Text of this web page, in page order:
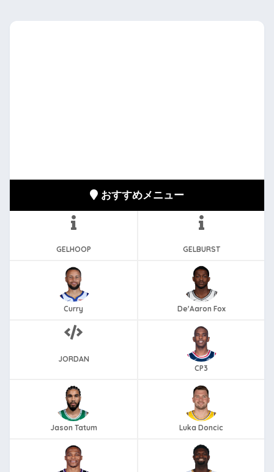
おすすめメニュー
GELHOOP GELBURST
Curry De'Aaron Fox
JORDAN
CP3
Jason Tatum Luka Doncic